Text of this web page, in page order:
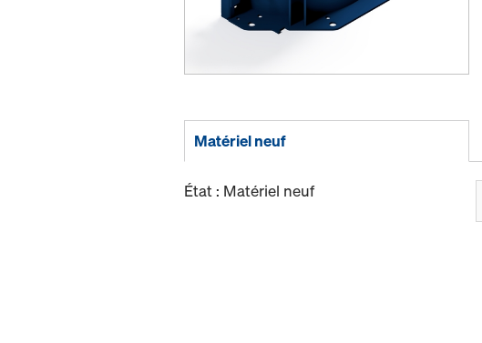
Matériel neuf
État : Matériel neuf